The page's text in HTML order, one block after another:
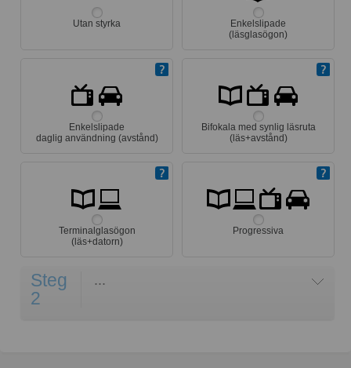
Utan styrka
Enkelslipade
(läsglasögon)
Enkelslipade
daglig användning (avstånd)
Bifokala med synlig läsruta
(läs+avstånd)
Terminalglasögon
(läs+datorn)
Progressiva
Steg
2
...